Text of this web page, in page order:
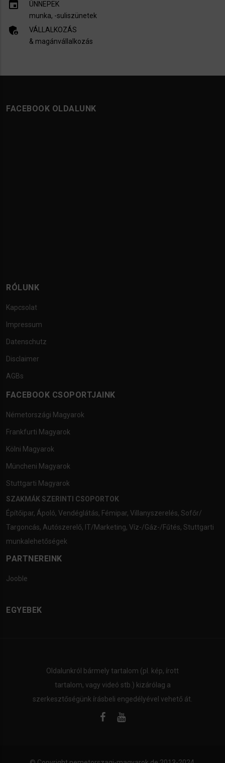
insert_invitation
ÜNNEPEK
munka, -suliszünetek
admin_panel_settings
VÁLLALKOZÁS
& magánvállalkozás
FACEBOOK OLDALUNK
RÓLUNK
Kapcsolat
Impressum
Datenschutz
Disclaimer
AGBs
FACEBOOK CSOPORTJAINK
Németországi Magyarok
Frankfurti Magyarok
Kölni Magyarok
Müncheni Magyarok
Stuttgarti Magyarok
SZAKMÁK SZERINTI CSOPORTOK
Építőipar, Ápoló, Vendéglátás, Fémipar, Villanyszerelés, Sofőr/
Targoncás, Autószerelő, IT/Marketing, Víz-/Gáz-/Fűtés, Stuttgarti
munkalehetőségek
PARTNEREINK
Jooble
EGYEBEK
Oldalunkról bármely tartalom (pl. kép, írott
tartalom, vagy videó stb.) kizárólag a
szerkesztőségünk írásbeli engedélyével vehető át.